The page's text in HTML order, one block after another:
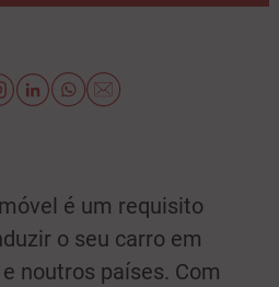
é um requisito
o seu carro em
noutros países. Com